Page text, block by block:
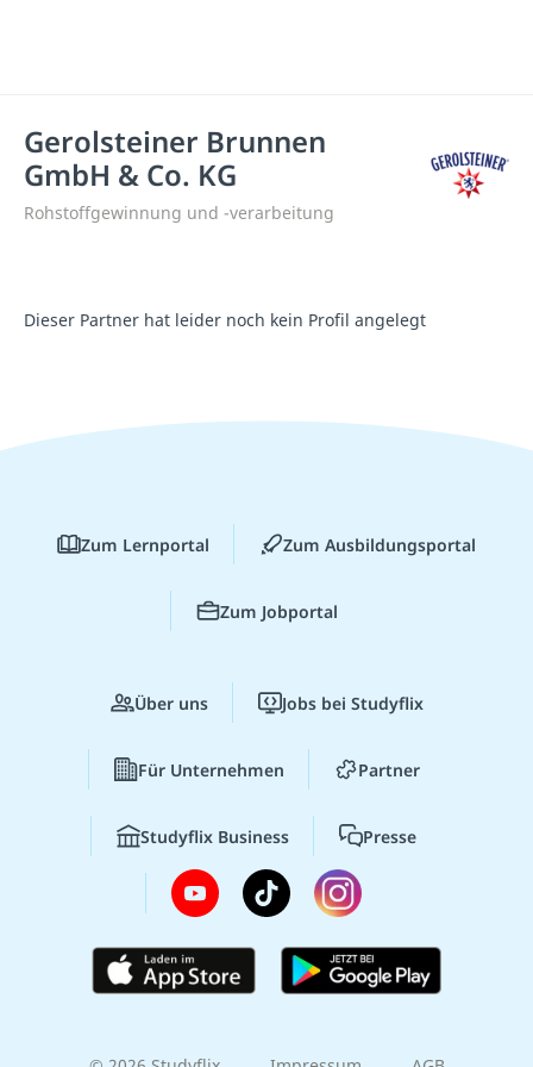
Gerolsteiner Brunnen
GmbH & Co. KG
Rohstoffgewinnung und -verarbeitung
Dieser Partner hat leider noch kein Profil angelegt
Zum Lernportal Zum Ausbildungsportal
Zum Jobportal
Über uns Jobs bei Studyflix
Für Unternehmen Partner
Studyflix Business Presse